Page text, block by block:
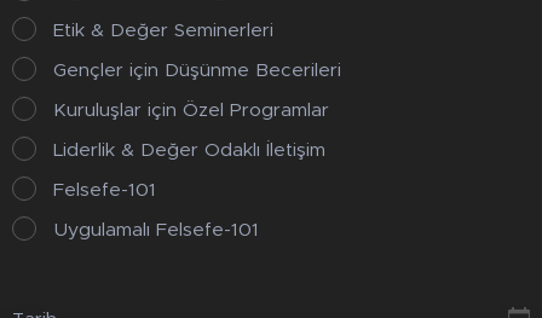
Etik & Değer Seminerleri
Gençler için Düşünme Becerileri
Kuruluşlar için Özel Programlar
Liderlik & Değer Odaklı İletişim
Felsefe-101
Uygulamalı Felsefe-101